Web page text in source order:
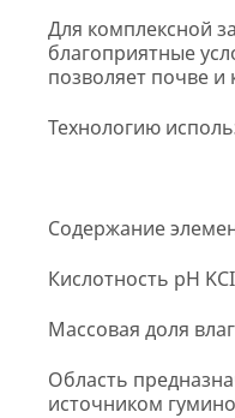
Для комплексной
благоприятные
позволяет почве
Технологию
Содержание
Кислотность pH
Массовая доля
Область
источником